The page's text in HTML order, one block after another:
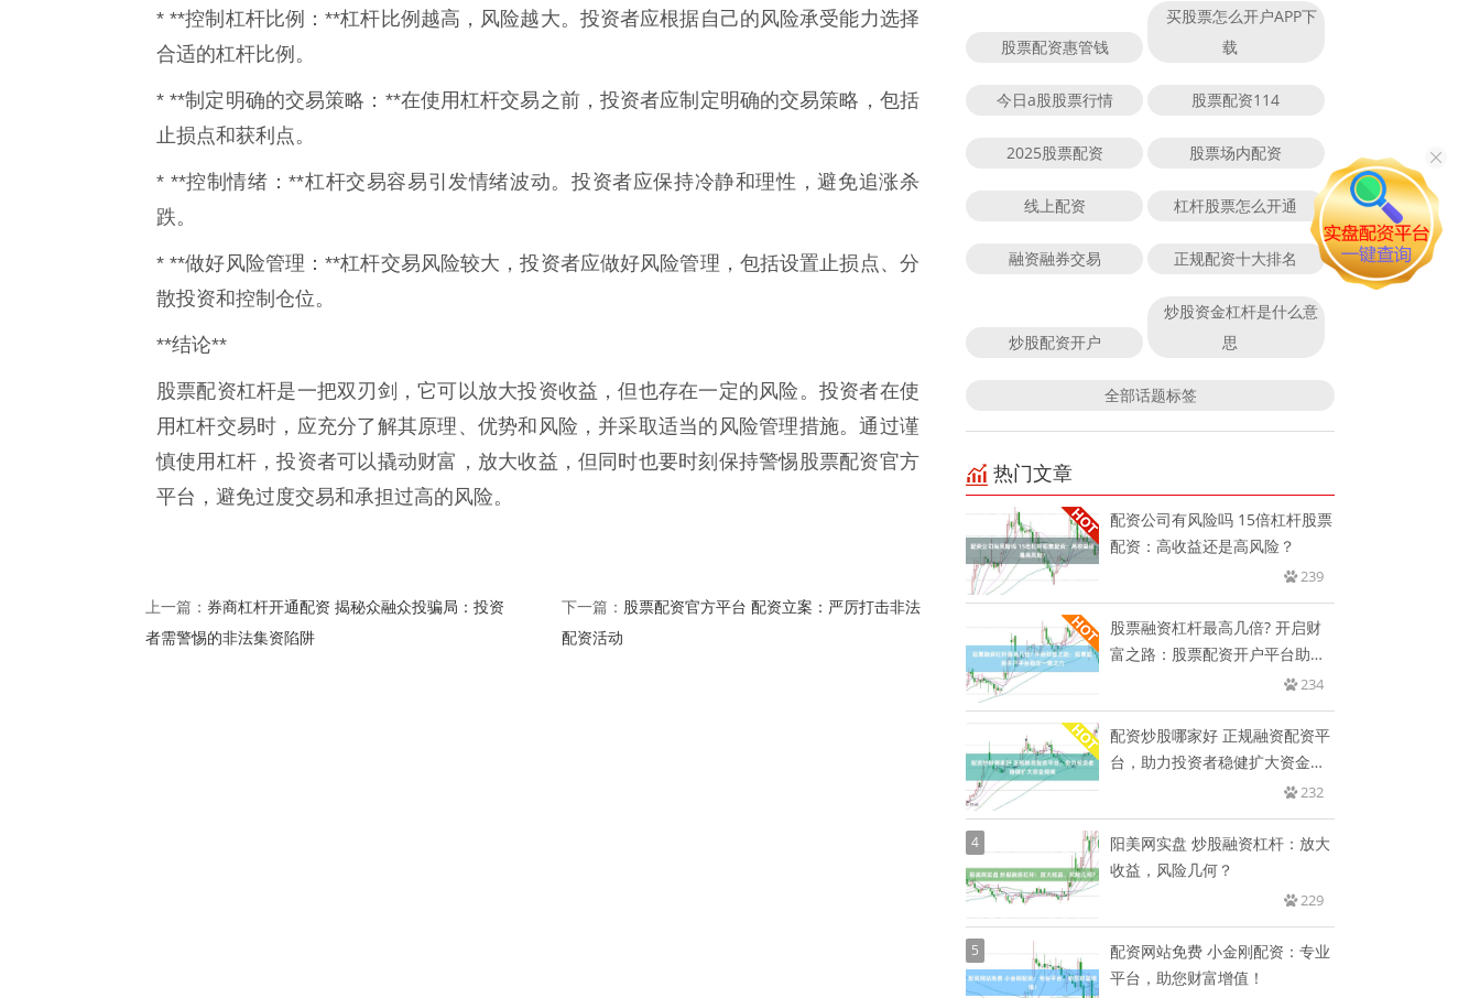
* **控制杠杆比例：**杠杆比例越高，风险越大。投资者应根据自己的风险承受能力选择
合适的杠杆比例。
* **制定明确的交易策略：**在使用杠杆交易之前，投资者应制定明确的交易策略，包括
止损点和获利点。
* **控制情绪：**杠杆交易容易引发情绪波动。投资者应保持冷静和理性，避免追涨杀
跌。
* **做好风险管理：**杠杆交易风险较大，投资者应做好风险管理，包括设置止损点、分
散投资和控制仓位。
**结论**
股票配资杠杆是一把双刃剑，它可以放大投资收益，但也存在一定的风险。投资者在使
用杠杆交易时，应充分了解其原理、优势和风险，并采取适当的风险管理措施。通过谨
慎使用杠杆，投资者可以撬动财富，放大收益，但同时也要时刻保持警惕股票配资官方
平台，避免过度交易和承担过高的风险。
上一篇： 券商杠杆开通配资 揭秘众融众投骗局：投资
者需警惕的非法集资陷阱
下一篇： 股票配资官方平台 配资立案：严厉打击非法
配资活动
股票配资惠管钱
买股票怎么开户APP下
载
今日a股股票行情 股票配资114
2025股票配资 股票场内配资
线上配资 杠杆股票怎么开通
融资融券交易 正规配资十大排名
炒股配资开户
炒股资金杠杆是什么意
思
全部话题标签
热门文章
配资公司有风险吗 15倍杠杆股票
配资：高收益还是高风险？
239
股票融资杠杆最高几倍? 开启财
富之路：股票配资开户平台助您
234
配资炒股哪家好 正规融资配资平
台，助力投资者稳健扩大资金规
232
4
阳美网实盘 炒股融资杠杆：放大
收益，风险几何？
229
5
配资网站免费 小金刚配资：专业
平台，助您财富增值！